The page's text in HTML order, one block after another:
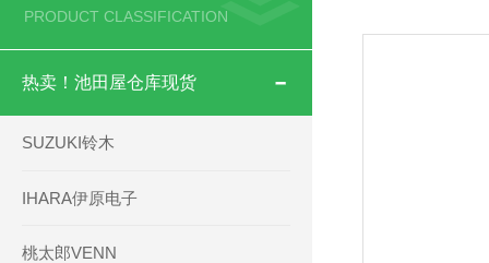
PRODUCT CLASSIFICATION
热卖！池田屋仓库现货
SUZUKI铃木
IHARA伊原电子
桃太郎VENN